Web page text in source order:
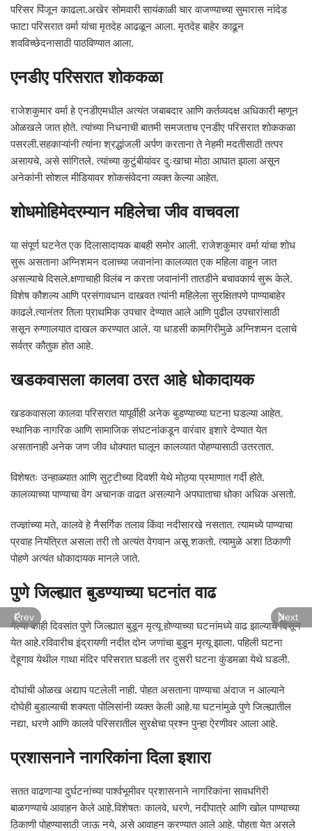
परिसर पिंजून काढला.अखेर सोमवारी सायंकाळी चार वाजण्याच्या सुमारास नांदेड
फाटा परिसरात वर्मा यांचा मृतदेह आढळून आला. मृतदेह बाहेर काढून
शवविच्छेदनासाठी पाठविण्यात आला.
एनडीए परिसरात शोककळा
राजेशकुमार वर्मा हे एनडीएमधील अत्यंत जबाबदार आणि कर्तव्यदक्ष अधिकारी म्हणून
ओळखले जात होते. त्यांच्या निधनाची बातमी समजताच एनडीए परिसरात शोककळा
पसरली.सहकाऱ्यांनी त्यांना श्रद्धांजली अर्पण करताना ते नेहमी मदतीसाठी तत्पर
असायचे, असे सांगितले. त्यांच्या कुटुंबीयांवर दुःखाचा मोठा आघात झाला असून
अनेकांनी सोशल मीडियावर शोकसंवेदना व्यक्त केल्या आहेत.
शोधमोहिमेदरम्यान महिलेचा जीव वाचवला
या संपूर्ण घटनेत एक दिलासादायक बाबही समोर आली. राजेशकुमार वर्मा यांचा शोध
सुरू असताना अग्निशमन दलाच्या जवानांना कालव्यात एक महिला वाहून जात
असल्याचे दिसले.क्षणाचाही विलंब न करता जवानांनी तातडीने बचावकार्य सुरू केले.
विशेष कौशल्य आणि प्रसंगावधान दाखवत त्यांनी महिलेला सुरक्षितपणे पाण्याबाहेर
काढले.त्यानंतर तिला प्राथमिक उपचार देण्यात आले आणि पुढील उपचारांसाठी
ससून रुग्णालयात दाखल करण्यात आले. या धाडसी कामगिरीमुळे अग्निशमन दलाचे
सर्वत्र कौतुक होत आहे.
खडकवासला कालवा ठरत आहे धोकादायक
खडकवासला कालवा परिसरात यापूर्वीही अनेक बुडण्याच्या घटना घडल्या आहेत.
स्थानिक नागरिक आणि सामाजिक संघटनांकडून वारंवार इशारे देण्यात येत
असतानाही अनेक जण जीव धोक्यात घालून कालव्यात पोहण्यासाठी उतरतात.
विशेषतः उन्हाळ्यात आणि सुट्टीच्या दिवशी येथे मोठ्या प्रमाणात गर्दी होते.
कालव्याच्या पाण्याचा वेग अचानक वाढत असल्याने अपघाताचा धोका अधिक असतो.
तज्ज्ञांच्या मते, कालवे हे नैसर्गिक तलाव किंवा नदीसारखे नसतात. त्यामध्ये पाण्याचा
प्रवाह नियंत्रित असला तरी तो अत्यंत वेगवान असू शकतो. त्यामुळे अशा ठिकाणी
पोहणे अत्यंत धोकादायक मानले जाते.
पुणे जिल्ह्यात बुडण्याच्या घटनांत वाढ
गेल्या काही दिवसांत पुणे जिल्ह्यात बुडून मृत्यू होण्याच्या घटनांमध्ये वाढ झाल्याचे दिसून
येत आहे.रविवारीच इंद्रायणी नदीत दोन जणांचा बुडून मृत्यू झाला. पहिली घटना
देहूगाव येथील गाथा मंदिर परिसरात घडली तर दुसरी घटना कुंडमळा येथे घडली.
दोघांची ओळख अद्याप पटलेली नाही. पोहत असताना पाण्याचा अंदाज न आल्याने
दोघेही बुडाल्याची शक्यता पोलिसांनी व्यक्त केली आहे.या घटनांमुळे पुणे जिल्ह्यातील
नद्या, धरणे आणि कालवे परिसरातील सुरक्षेचा प्रश्न पुन्हा ऐरणीवर आला आहे.
प्रशासनाने नागरिकांना दिला इशारा
सतत वाढणाऱ्या दुर्घटनांच्या पार्श्वभूमीवर प्रशासनाने नागरिकांना सावधगिरी
बाळगण्याचे आवाहन केले आहे.विशेषतः कालवे, धरणे, नदीपात्रे आणि खोल पाण्याच्या
ठिकाणी पोहण्यासाठी जाऊ नये, असे आवाहन करण्यात आले आहे. पोहता येत असले
Prev Next